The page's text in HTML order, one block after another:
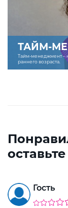
ТАЙМ-
Тайм-менеджмент –
раннего возраста.
Гость